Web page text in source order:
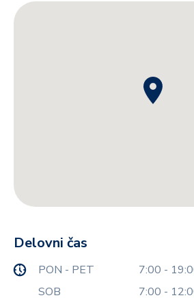
Delovni čas
PON - PET
7:00 -
SOB
7:00 -